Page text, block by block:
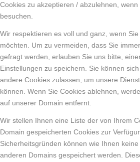
Cookies zu akzeptieren / abzulehnen,
besuchen.
Wir respektieren es voll und ganz, wenn
möchten. Um zu vermeiden, dass Sie
gefragt werden, erlauben Sie uns bitte,
Einstellungen zu speichern. Sie können
andere Cookies zulassen, um unsere
können. Wenn Sie Cookies ablehnen,
auf unserer Domain entfernt.
Wir stellen Ihnen eine Liste der von Ihrem
Domain gespeicherten Cookies zur
Sicherheitsgründen können wie Ihnen
anderen Domains gespeichert werden.